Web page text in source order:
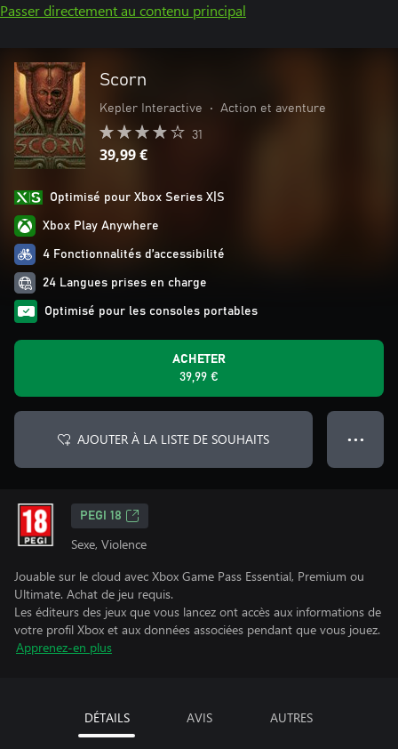
Passer directement au contenu principal
Scorn
Kepler Interactive • Action et aventure
31
39,99 €
Optimisé pour Xbox Series X|S
Xbox Play Anywhere
4 Fonctionnalités d’accessibilité
24 Langues prises en charge
Optimisé pour les consoles portables
ACHETER
39,99 €
AJOUTER À LA LISTE DE SOUHAITS ● ● ●
PEGI 18
Sexe, Violence
Jouable sur le cloud avec Xbox Game Pass Essential, Premium ou
Ultimate. Achat de jeu requis.
Les éditeurs des jeux que vous lancez ont accès aux informations de
votre profil Xbox et aux données associées pendant que vous jouez.
Apprenez-en plus
DÉTAILS AVIS AUTRES